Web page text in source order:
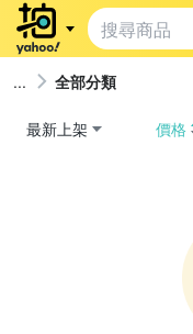
全部分類
最新上架 價格